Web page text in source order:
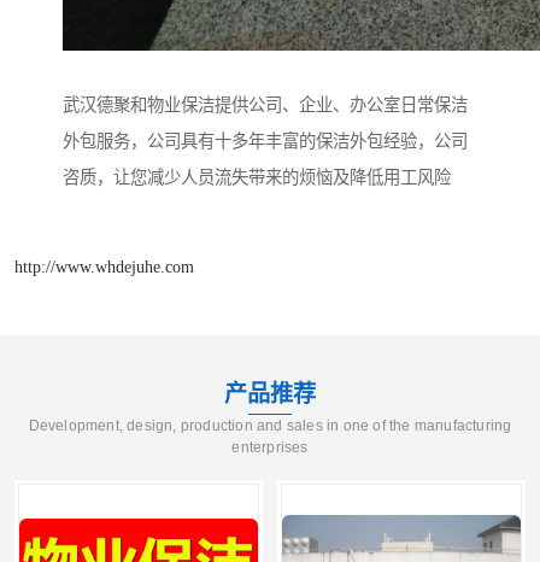
武汉德聚和物业保洁提供公司、企业、办公室日常保洁
外包服务，公司具有十多年丰富的保洁外包经验，公司
咨质，让您减少人员流失带来的烦恼及降低用工风险
http://www.whdejuhe.com
产品推荐
Development, design, production and sales in one of the manufacturing
enterprises